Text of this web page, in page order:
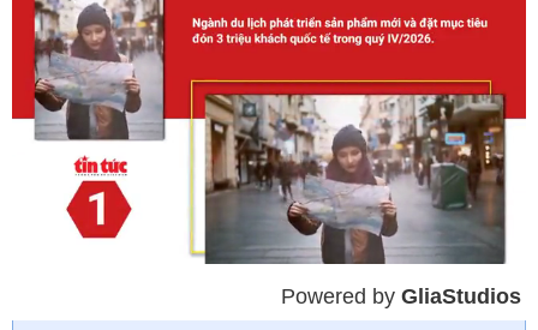
Mute
Powered by GliaStudios